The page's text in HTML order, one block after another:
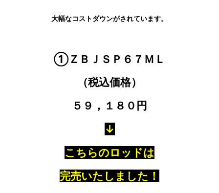
大幅なコストダウンがされています。
①ＺＢＪＳＰ６７ＭＬ
（税込価格）
５９，１８０円
↓
こちらのロッドは
完売いたしました！